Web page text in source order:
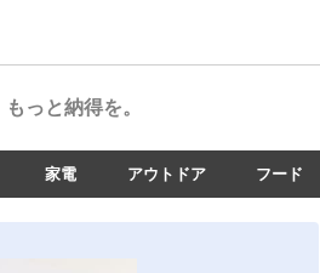
っと納得を。
家電 アウトドア フード